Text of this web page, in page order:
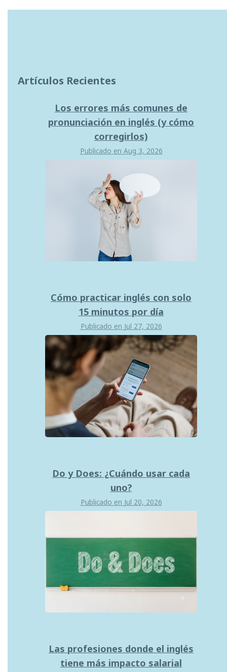
Artículos Recientes
Los errores más comunes de
pronunciación en inglés (y cómo
corregirlos)
Publicado en Aug 3, 2026
Cómo practicar inglés con solo
15 minutos por día
Publicado en Jul 27, 2026
Do y Does: ¿Cuándo usar cada
uno?
Publicado en Jul 20, 2026
Las profesiones donde el inglés
tiene más impacto salarial